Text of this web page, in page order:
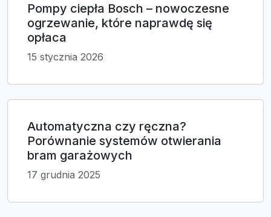
Pompy ciepła Bosch – nowoczesne
ogrzewanie, które naprawdę się
opłaca
15 stycznia 2026
Automatyczna czy ręczna?
Porównanie systemów otwierania
bram garażowych
17 grudnia 2025